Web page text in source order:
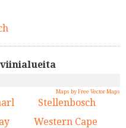
Maps by Free Vector Maps
Stellenbosch
Western Cape